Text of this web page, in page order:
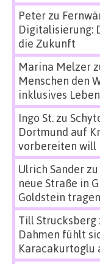
Peterzu
Digitalisierung:
die Zukunft
Marina Melzer
Menschen den
inklusives Leben
Ingo St.zu
Dortmund auf
vorbereiten will
Ulrich Sanderzu
neue Straße in
Goldstein tragen
Till Strucksberg
Dahmen fühlt
Karacakurtoglu